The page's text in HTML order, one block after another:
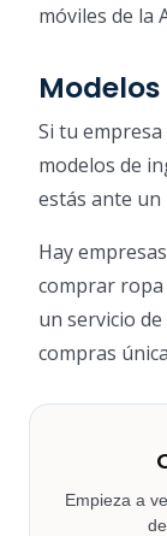
móviles de la
Si tu
modelos de
estás ante
Hay
comprar
un servicio
compras
Empieza a